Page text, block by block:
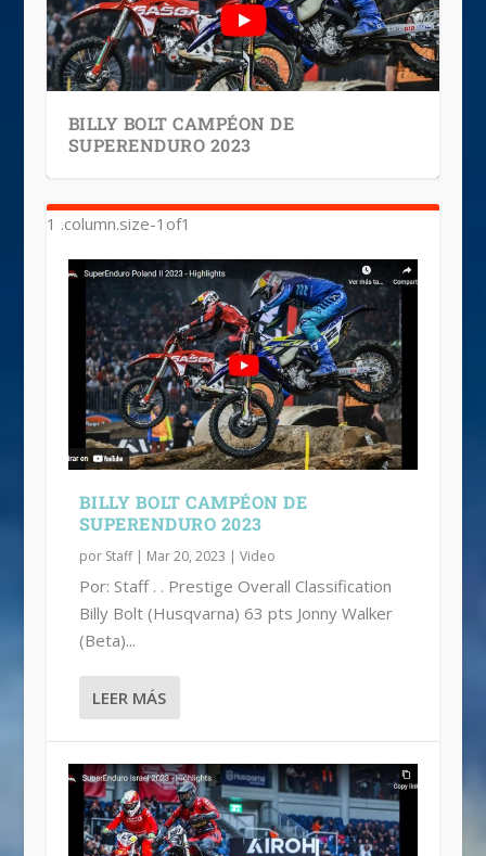
BILLY BOLT CAMPÉON DE
SUPERENDURO 2023
VIDEO: BILLY BOLT GANA EN
JERUSALÉN
VIDEO: RONDA 3 DEL MUNDIAL DE
SUPERENDURO
VIDEO: BILLY BOLT GANA 2ª FECHA DE
SUPERENDURO
BILLY BOLT CAMPÉON DE
SUPERENDURO 2023
por Staff| Mar 20, 2023 | Video
Por: Staff . . Prestige Overall Classification
Billy Bolt (Husqvarna) 63 pts Jonny Walker
(Beta)...
LEER MÁS